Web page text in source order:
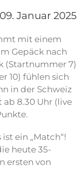
09. Januar 2025
mit einem
Gepäck nach
(Startnummer 7)
10) fühlen sich
in der Schweiz
8.30 Uhr (live
ein „Match“!
heute 35-
ersten von